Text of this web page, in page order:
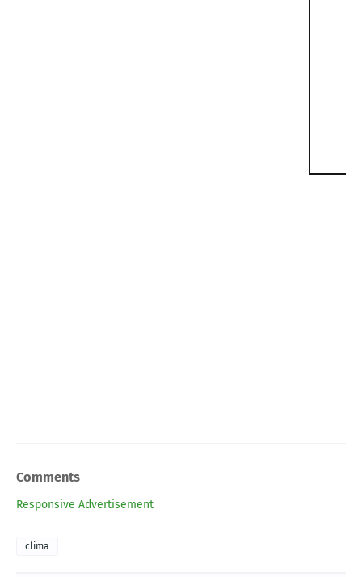
Comments
Responsive Advertisement
clima